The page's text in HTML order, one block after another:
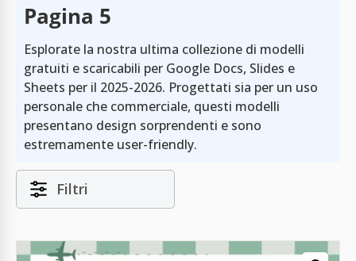
Pagina 5
Esplorate la nostra ultima collezione di modelli
gratuiti e scaricabili per Google Docs, Slides e
Sheets per il 2025-2026. Progettati sia per un uso
personale che commerciale, questi modelli
presentano design sorprendenti e sono
estremamente user-friendly.
Filtri